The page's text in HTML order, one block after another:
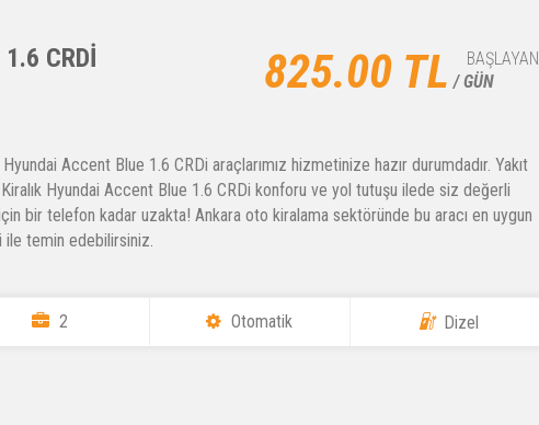
1.6 CRDI 825.00 TL
BAŞLAYAN
/ GÜN
Accent Blue 1.6 CRDi araçlarımız hizmetinize hazır durumdadır. Yakıt
Hyundai Accent Blue 1.6 CRDi konforu ve yol tutuşu ilede siz değerli
bir telefon kadar uzakta! Ankara oto kiralama sektöründe bu aracı en uygun
ile temin edebilirsiniz.
2 Otomatik Dizel